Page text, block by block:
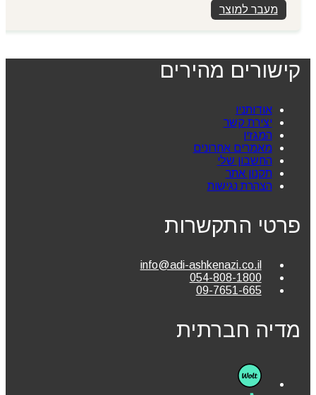
מעבר למוצר
קישורים מהירים
אודותניו
יצירת קשר
המגזין
מאמרים אחרונים
החשבון שלי
תקנון אתר
הצהרת נגישות
פרטי התקשרות
info@adi-ashkenazi.co.il
054-808-1800
09-7651-665
מדיה חברתית